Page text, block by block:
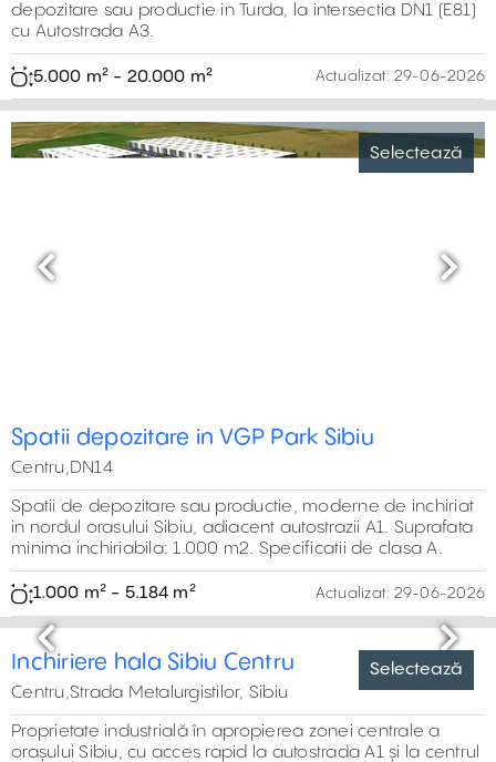
depozitare sau productie in Turda, la intersectia DN1 (E81)
cu Autostrada A3.
5.000 m² - 20.000 m² Actualizat: 29-06-2026
Selectează
Previous Next
Spatii depozitare in VGP Park Sibiu
Centru,DN14
Spatii de depozitare sau productie, moderne de inchiriat
in nordul orasului Sibiu, adiacent autostrazii A1. Suprafata
minima inchiriabila: 1.000 m2. Specificatii de clasa A.
1.000 m² - 5.184 m² Actualizat: 29-06-2026
Selectează